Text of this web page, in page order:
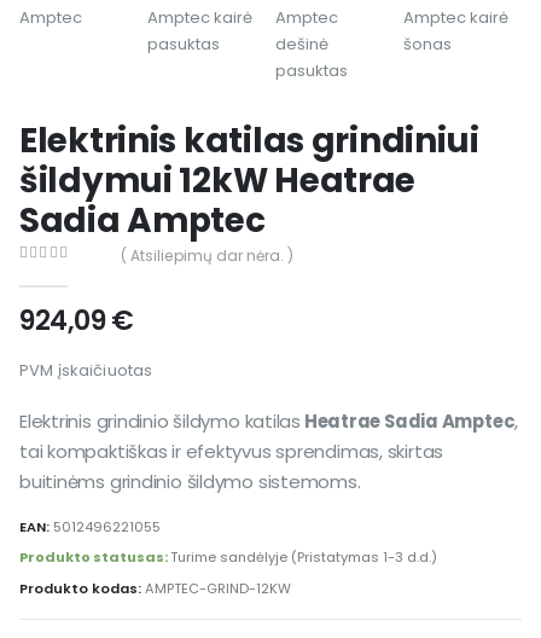
Elektrinis katilas grindiniui
šildymui 12kW Heatrae
Sadia Amptec
( Atsiliepimų dar nėra. )
924,09€
PVM įskaičiuotas
Elektrinis grindinio šildymo katilas Heatrae Sadia Amptec,
tai kompaktiškas ir efektyvus sprendimas, skirtas
buitinėms grindinio šildymo sistemoms.
EAN: 5012496221055
Produkto statusas:Turime sandėlyje (Pristatymas 1-3 d.d.)
Produkto kodas:AMPTEC-GRIND-12KW